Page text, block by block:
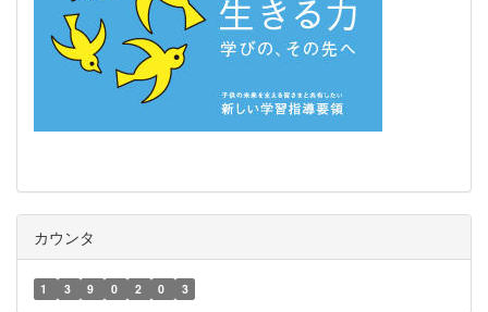
カウンタ
1 3 9 0 2 0 3